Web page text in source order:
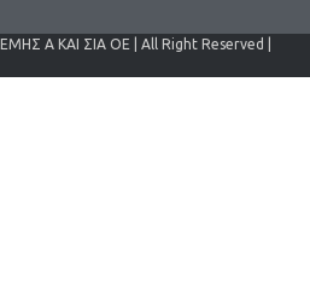
Α ΚΑΙ ΣΙΑ ΟΕ | All Right Reserved |